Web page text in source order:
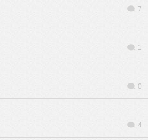
7
1
0
4